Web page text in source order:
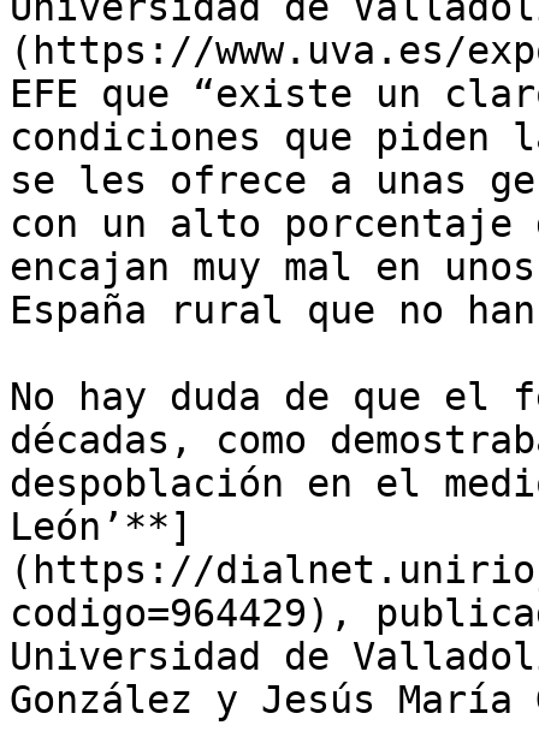
(https://www.uva.es/
EFE que “existe un
condiciones que piden
se les ofrece a unas
con un alto
encajan muy mal en
España rural que no
No hay duda de que el
décadas, como
despoblación en el
León’**]
(https://
codigo=964429),
Universidad de
González y Jesús María